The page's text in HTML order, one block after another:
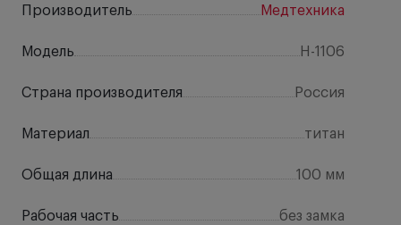
Производитель Медтехника
Модель H-1106
Страна производителя Россия
Материал титан
Общая длина 100 мм
Рабочая часть без замка